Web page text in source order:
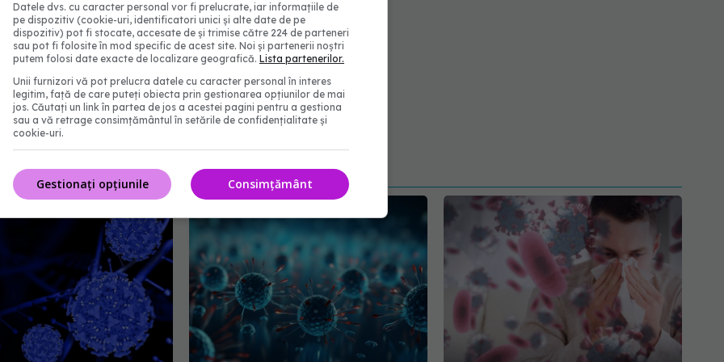
medicii de familie”, a mai explciat el la
Datele dvs. cu caracter personal vor fi prelucrate, iar informațiile de
pe dispozitiv (cookie-uri, identificatori unici și alte date de pe
dispozitiv) pot fi stocate, accesate de și trimise către 224 de parteneri
sau pot fi folosite în mod specific de acest site. Noi și partenerii noștri
putem folosi date exacte de localizare geografică. Lista partenerilor.
Unii furnizori vă pot prelucra datele cu caracter personal în interes
legitim, față de care puteți obiecta prin gestionarea opțiunilor de mai
jos. Căutați un link în partea de jos a acestei pagini pentru a gestiona
sau a vă retrage consimțământul în setările de confidențialitate și
cookie-uri.
Consimțământ
Gestionați opțiunile